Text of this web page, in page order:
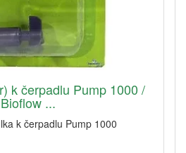
k čerpadlu Pump 1000 /
Bioflow ...
k čerpadlu Pump 1000